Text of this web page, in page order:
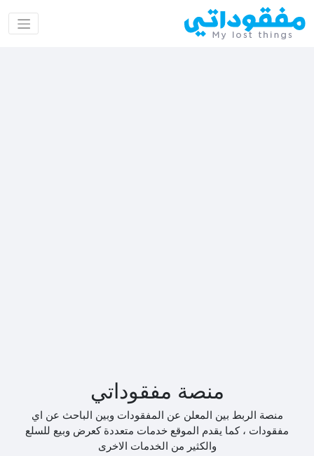
منصة مفقوداتي
منصة الربط بين المعلن عن المفقودات وبين الباحث عن اي
مفقودات ، كما يقدم الموقع خدمات متعددة كعرض وبيع للسلع
والكثير من الخدمات الاخرى